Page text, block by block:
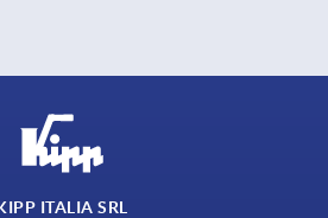
ITALIA SRL